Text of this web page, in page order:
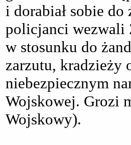
i dorabiał sobie
policjanci wezwali
w stosunku do
zarzutu, kradzieży
niebezpiecznym
Wojskowej. Grozi
Wojskowy).